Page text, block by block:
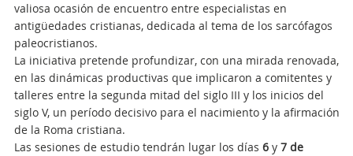
valiosa ocasión de encuentro entre especialistas en
antigüedades cristianas, dedicada al tema de los sarcófagos
paleocristianos.
La iniciativa pretende profundizar, con una mirada renovada,
en las dinámicas productivas que implicaron a comitentes y
talleres entre la segunda mitad del siglo III y los inicios del
siglo V, un período decisivo para el nacimiento y la afirmación
de la Roma cristiana.
Las sesiones de estudio tendrán lugar los días 6 y7 de